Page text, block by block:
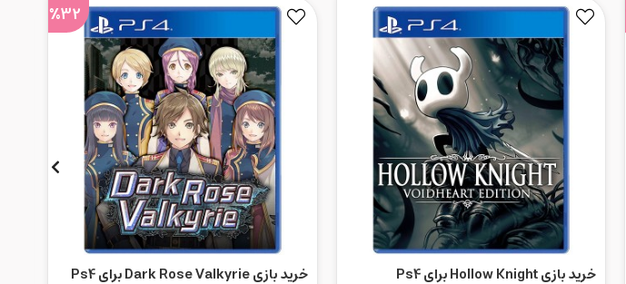
خرید بازی Hollow Knight برای Ps4
%32
خرید بازی Dark Rose Valkyrie برای Ps4